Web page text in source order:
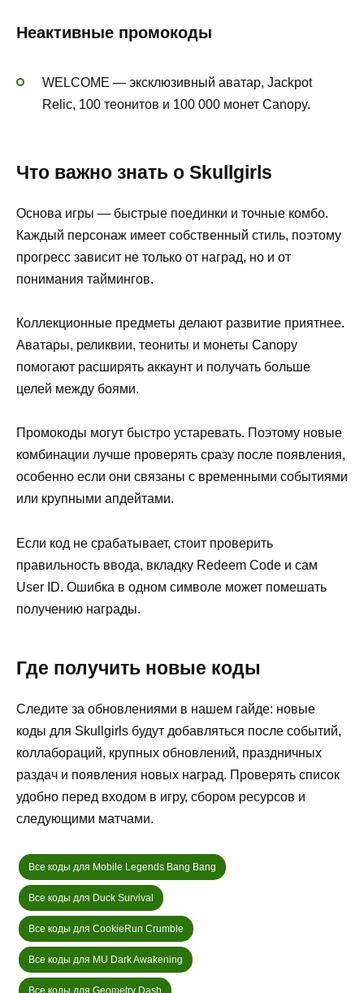
Неактивные промокоды
WELCOME — эксклюзивный аватар, Jackpot
Relic, 100 теонитов и 100 000 монет Canopy.
Что важно знать о Skullgirls
Основа игры — быстрые поединки и точные комбо.
Каждый персонаж имеет собственный стиль, поэтому
прогресс зависит не только от наград, но и от
понимания таймингов.
Коллекционные предметы делают развитие приятнее.
Аватары, реликвии, теониты и монеты Canopy
помогают расширять аккаунт и получать больше
целей между боями.
Промокоды могут быстро устаревать. Поэтому новые
комбинации лучше проверять сразу после появления,
особенно если они связаны с временными событиями
или крупными апдейтами.
Если код не срабатывает, стоит проверить
правильность ввода, вкладку Redeem Code и сам
User ID. Ошибка в одном символе может помешать
получению награды.
Где получить новые коды
Следите за обновлениями в нашем гайде: новые
коды для Skullgirls будут добавляться после событий,
коллабораций, крупных обновлений, праздничных
раздач и появления новых наград. Проверять список
удобно перед входом в игру, сбором ресурсов и
следующими матчами.
Все коды для Mobile Legends Bang Bang
Все коды для Duck Survival
Все коды для CookieRun Crumble
Все коды для MU Dark Awakening
Все коды для Geometry Dash